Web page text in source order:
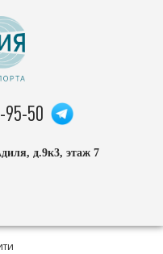
95-50
д.9к3, этаж 7